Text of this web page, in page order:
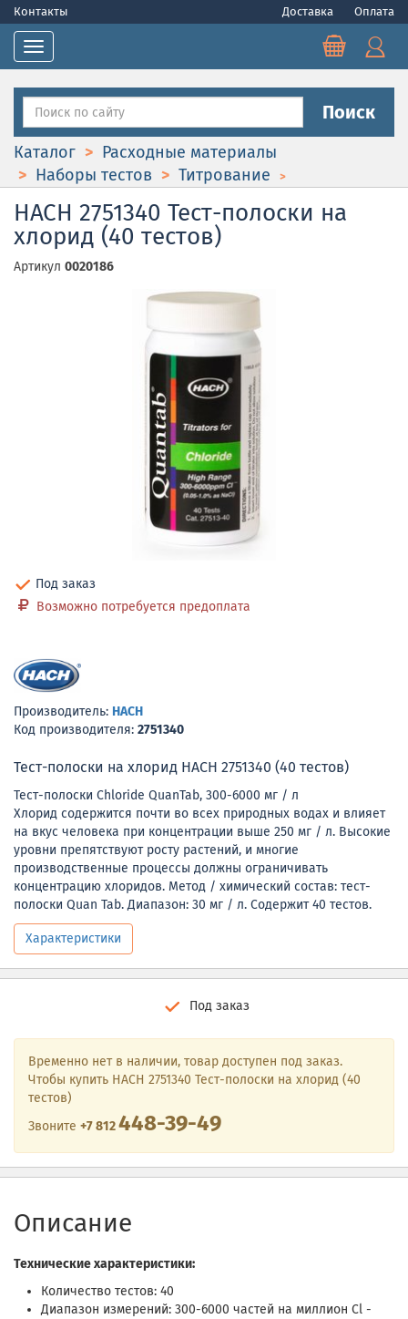
Контакты Доставка Оплата
Toggle navigation
Поиск
Каталог
Расходные материалы
Наборы тестов
Титрование
HACH 2751340 Тест-полоски на
хлорид (40 тестов)
Артикул 0020186
Под заказ
Возможно потребуется предоплата
Производитель: HACH
Код производителя: 2751340
Тест-полоски на хлорид HACH 2751340 (40 тестов)
Тест-полоски Chloride QuanTab, 300-6000 мг / л
Хлорид содержится почти во всех природных водах и влияет
на вкус человека при концентрации выше 250 мг / л. Высокие
уровни препятствуют росту растений, и многие
производственные процессы должны ограничивать
концентрацию хлоридов. Метод / химический состав: тест-
полоски Quan Tab. Диапазон: 30 мг / л. Содержит 40 тестов.
Характеристики
Под заказ
Временно нет в наличии, товар доступен под заказ.
Чтобы купить HACH 2751340 Тест-полоски на хлорид (40
тестов)
Звоните +7 812448-39-49
Описание
Технические характеристики:
Количество тестов: 40
Диапазон измерений: 300-6000 частей на миллион Cl -